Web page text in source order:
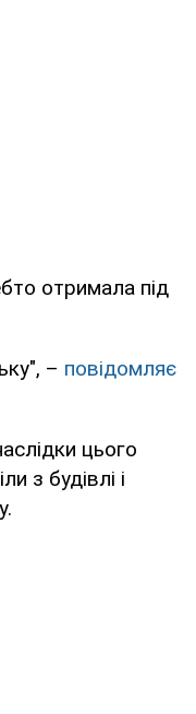
отримала під
– повідомляє
цього
з будівлі і